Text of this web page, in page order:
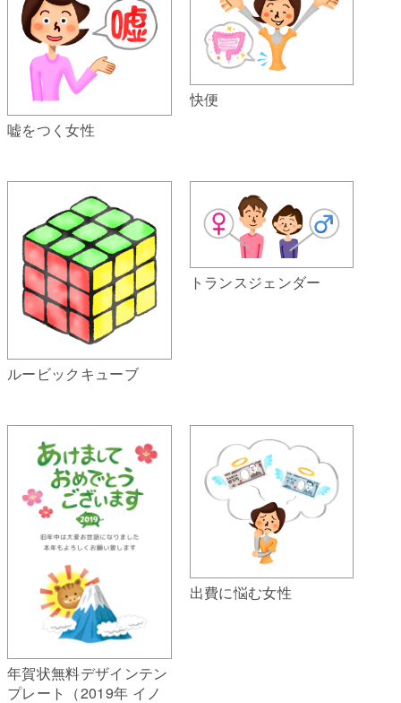
嘘をつく女性
快便
ルービックキューブ
トランスジェンダー
年賀状無料デザインテン
プレート（2019年 イノ
出費に悩む女性